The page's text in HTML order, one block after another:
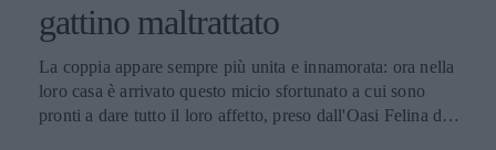
gattino maltrattato
La coppia appare sempre più unita e innamorata: ora nella
loro casa è arrivato questo micio sfortunato a cui sono
pronti a dare tutto il loro affetto, preso dall'Oasi Felina di